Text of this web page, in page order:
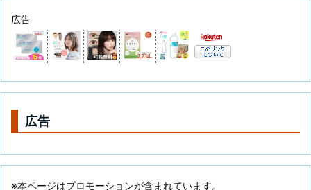
広告
広告
※本ページはプロモーションが含まれています。